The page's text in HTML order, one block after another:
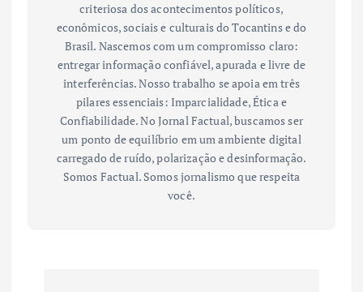
criteriosa dos acontecimentos políticos,
econômicos, sociais e culturais do Tocantins e do
Brasil. Nascemos com um compromisso claro:
entregar informação confiável, apurada e livre de
interferências. Nosso trabalho se apoia em três
pilares essenciais: Imparcialidade, Ética e
Confiabilidade. No Jornal Factual, buscamos ser
um ponto de equilíbrio em um ambiente digital
carregado de ruído, polarização e desinformação.
Somos Factual. Somos jornalismo que respeita
você.